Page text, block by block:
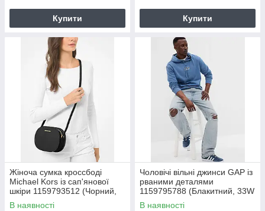
Купити Купити
Жіноча сумка кроссбоді
Michael Kors із сап'янової
шкіри 1159793512 (Чорний,
One size)
В наявності
Чоловічі вільні джинси GAP із
рваними деталями
1159795788 (Блакитний, 33W
30L)
В наявності